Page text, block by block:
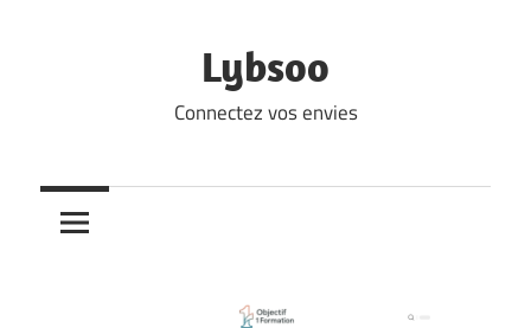
Lybsoo
Connectez vos envies